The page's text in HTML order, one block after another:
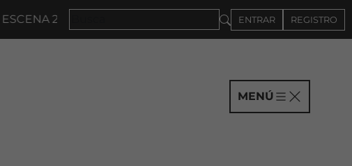
2027 · CONVOCATORIA A COMPAÑÍAS HASTA EL 4DE
ENTRAR REGISTRO
MENÚ